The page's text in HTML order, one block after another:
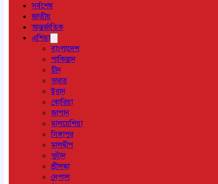
সর্বশেষ
জাতীয়
আন্তর্জাতিক
এশিয়া
বাংলাদেশ
পাকিস্তান
চীন
ভারত
ইরান
কোরিয়া
জাপান
মালয়েশিয়া
সিঙ্গাপুর
মালদ্বীপ
ভুটান
শ্রীলঙ্কা
নেপাল